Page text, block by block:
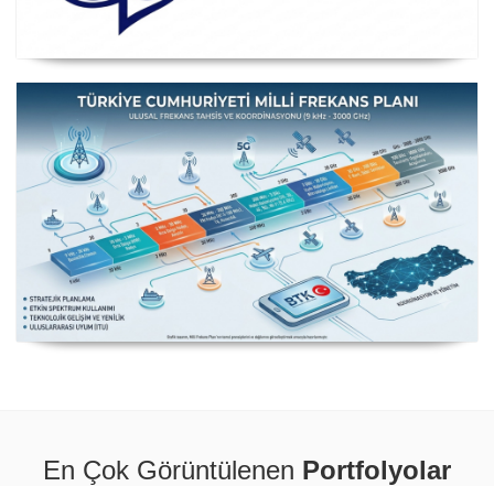
Posta ve Telekomünikasyon İdareleri Avrupa Konferansı
Milli Frekans Planı
En Çok Görüntülenen Portfolyolar